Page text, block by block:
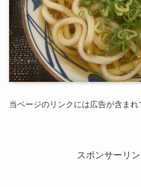
当ページのリンクには広告が含まれ
スポンサーリ